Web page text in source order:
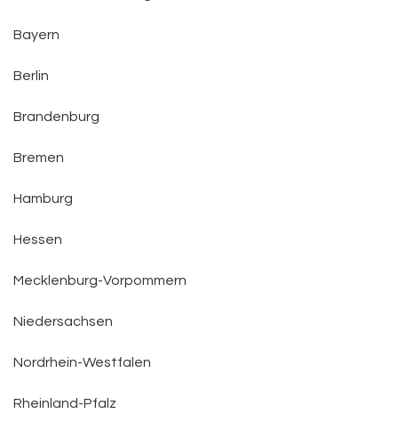
Bayern
Berlin
Brandenburg
Bremen
Hamburg
Hessen
Mecklenburg-Vorpommern
Niedersachsen
Nordrhein-Westfalen
Rheinland-Pfalz